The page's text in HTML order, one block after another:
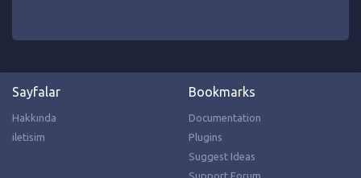
Sayfalar
Hakkında
iletisim
Bookmarks
Documentation
Plugins
Suggest Ideas
Support Forum